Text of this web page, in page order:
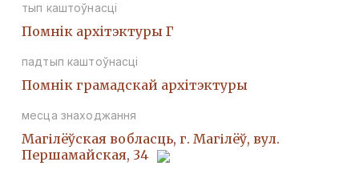
тып каштоўнасці
Помнiк архiтэктуры Г
падтып каштоўнасці
Помнiк грамадскай архiтэктуры
месца знаходжання
Магілёўская вобласць, г. Магілёў, вул.
Першамайская, 34